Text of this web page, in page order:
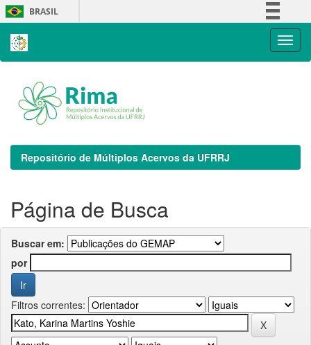
Skip
navigation
BRASIL
Repositório de Múltiplos Acervos da UFRRJ
Página de Busca
Buscar em:
por
Filtros correntes: